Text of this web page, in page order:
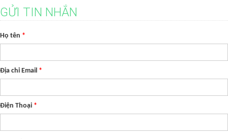
GỬI TIN NHẮN
Họ tên *
Địa chỉ Email *
Điện Thoại *